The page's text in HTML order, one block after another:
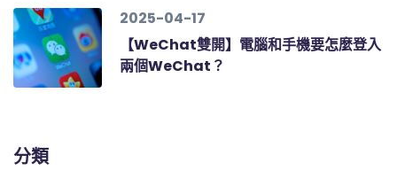
2025-04-17
【WeChat雙開】電腦和手機要怎麼登入
兩個WeChat？
分類